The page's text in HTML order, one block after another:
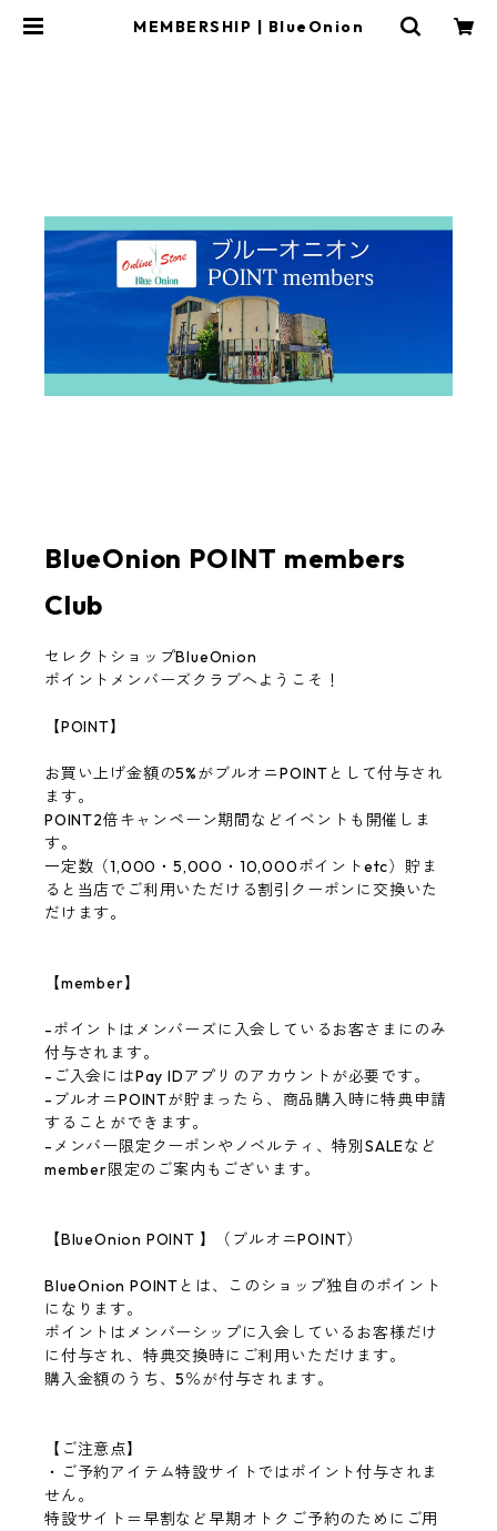
MEMBERSHIP | BlueOnion
BlueOnion POINT members
Club
セレクトショップBlueOnion
ポイントメンバーズクラブへようこそ！
【POINT】
お買い上げ金額の5%がブルオニPOINTとして付与され
ます。
POINT2倍キャンペーン期間などイベントも開催しま
す。
一定数（1,000・5,000・10,000ポイントetc）貯ま
ると当店でご利用いただける割引クーポンに交換いた
だけます。
【member】
-ポイントはメンバーズに入会しているお客さまにのみ
付与されます。
-ご入会にはPay IDアプリのアカウントが必要です。
-ブルオニPOINTが貯まったら、商品購入時に特典申請
することができます。
-メンバー限定クーポンやノベルティ、特別SALEなど
member限定のご案内もございます。
【BlueOnion POINT 】（ブルオニPOINT）
BlueOnion POINTとは、このショップ独自のポイント
になります。
ポイントはメンバーシップに入会しているお客様だけ
に付与され、特典交換時にご利用いただけます。
購入金額のうち、5％が付与されます。
【ご注意点】
・ご予約アイテム特設サイトではポイント付与されま
せん。
特設サイト＝早割など早期オトクご予約のためにご用